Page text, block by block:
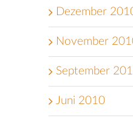
Dezember
November
September
Juni 2010